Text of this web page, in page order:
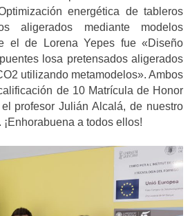
energética de tableros
aligerados mediante modelos
el de Lorena Yepes fue «Diseño
losa pretensados aligerados
utilizando metamodelos». Ambos
de 10 Matrícula de Honor
profesor Julián Alcalá, de nuestro
a todos ellos!